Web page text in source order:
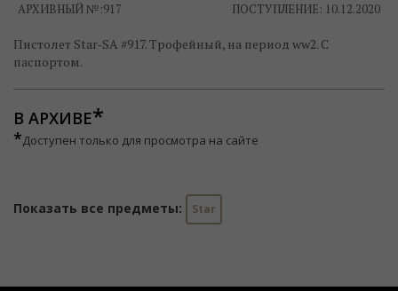
АРХИВНЫЙ №:917 ПОСТУПЛЕНИЕ: 10.12.2020
Пистолет Star-SA #917. Трофейный, на период ww2. С
паспортом.
В АРХИВЕ
*Доступен только для просмотра на сайте
Показать все предметы: Star